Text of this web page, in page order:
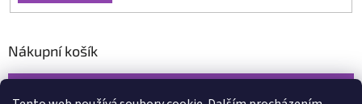
Nákupní košík